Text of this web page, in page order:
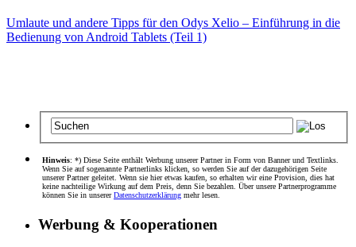
Umlaute und andere Tipps für den Odys Xelio – Einführung in die
Bedienung von Android Tablets (Teil 1)
Hinweis: *) Diese Seite enthält Werbung unserer Partner in Form von Banner und Textlinks.
Wenn Sie auf sogenannte Partnerlinks klicken, so werden Sie auf der dazugehörigen Seite
unserer Partner geleitet. Wenn sie hier etwas kaufen, so erhalten wir eine Provision, dies hat
keine nachteilige Wirkung auf dem Preis, denn Sie bezahlen. Über unsere Partnerprogramme
können Sie in unsererDatenschutzerklärung mehr lesen.
Werbung & Kooperationen